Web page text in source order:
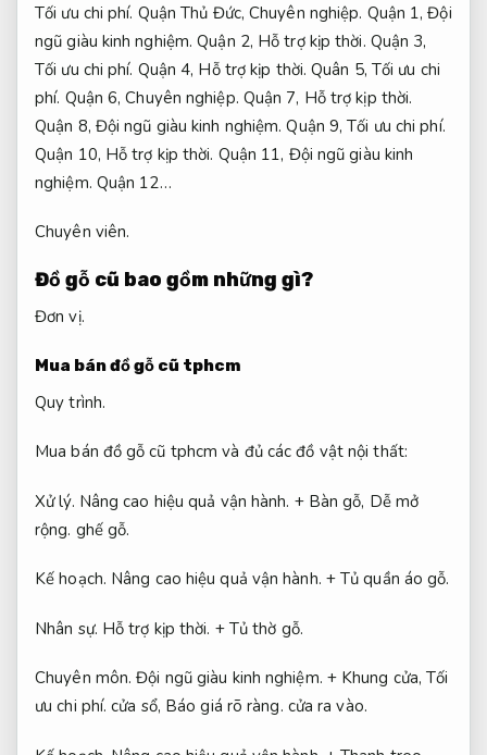
Tối ưu chi phí. Quận Thủ Đức, Chuyên nghiệp. Quận 1,Đội
ngũ giàu kinh nghiệm. Quận 2, Hỗ trợ kịp thời. Quận 3,
Tối ưu chi phí. Quận 4, Hỗ trợ kịp thời. Quân 5, Tối ưu chi
phí. Quận 6,Chuyên nghiệp. Quận 7, Hỗ trợ kịp thời.
Quận 8, Đội ngũ giàu kinh nghiệm. Quận 9,Tối ưu chi phí.
Quận 10, Hỗ trợ kịp thời. Quận 11, Đội ngũ giàu kinh
nghiệm. Quận 12…
Chuyên viên.
Đồ gỗ cũ bao gồm những gì?
Đơn vị.
Mua bán đồ gỗ cũ tphcm
Quy trình.
Mua bán đồ gỗ cũ tphcm và đủ các đồ vật nội thất:
Xử lý. Nâng cao hiệu quả vận hành. + Bàn gỗ, Dễ mở
rộng. ghế gỗ.
Kế hoạch. Nâng cao hiệu quả vận hành. + Tủ quần áo gỗ.
Nhân sự. Hỗ trợ kịp thời. + Tủ thờ gỗ.
Chuyên môn. Đội ngũ giàu kinh nghiệm. + Khung cửa,Tối
ưu chi phí. cửa sổ, Báo giá rõ ràng. cửa ra vào.